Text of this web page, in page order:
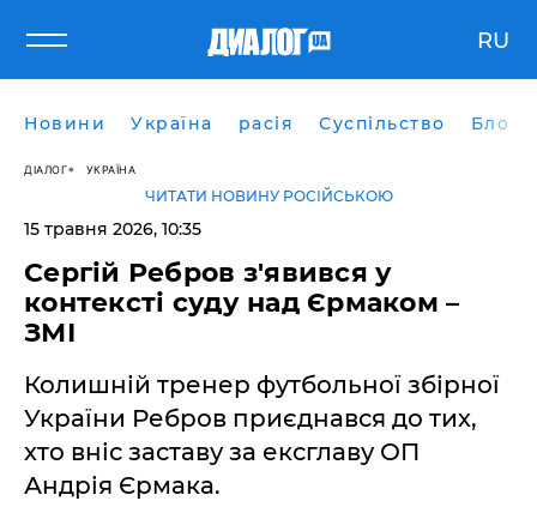
RU
Новини Україна расія Суспільство Блоги
ДІАЛОГ УКРАЇНА
ЧИТАТИ НОВИНУ РОСІЙСЬКОЮ
15 травня 2026, 10:35
Сергій Ребров з'явився у
контексті суду над Єрмаком –
ЗМІ
Колишній тренер футбольної збірної
України Ребров приєднався до тих,
хто вніс заставу за ексглаву ОП
Андрія Єрмака.